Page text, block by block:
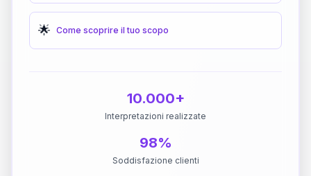
🌟 Come scoprire il tuo scopo
10.000+
Interpretazioni realizzate
98%
Soddisfazione clienti